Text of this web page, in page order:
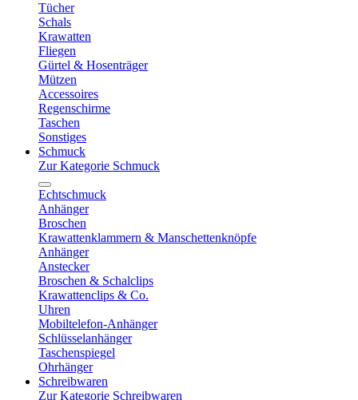
Tücher
Schals
Krawatten
Fliegen
Gürtel & Hosenträger
Mützen
Accessoires
Regenschirme
Taschen
Sonstiges
Schmuck
Zur Kategorie Schmuck
Echtschmuck
Anhänger
Broschen
Krawattenklammern & Manschettenknöpfe
Anhänger
Anstecker
Broschen & Schalclips
Krawattenclips & Co.
Uhren
Mobiltelefon-Anhänger
Schlüsselanhänger
Taschenspiegel
Ohrhänger
Schreibwaren
Zur Kategorie Schreibwaren